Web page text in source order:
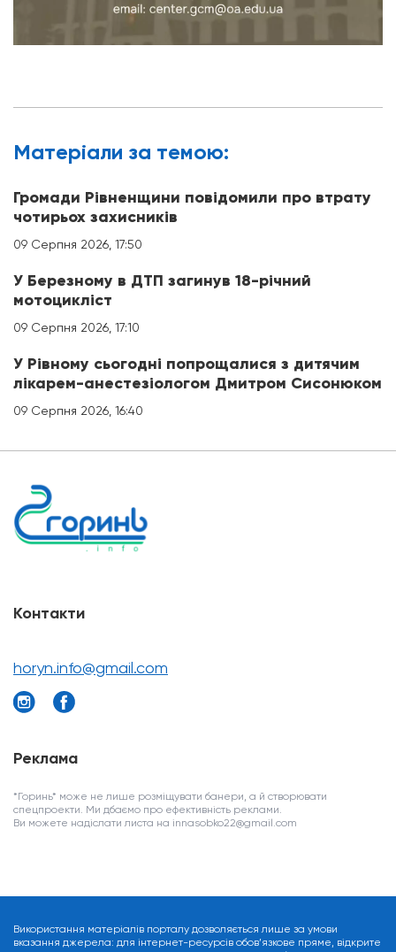
Матерiали за темою:
Громади Рівненщини повідомили про втрату
чотирьох захисників
09 Серпня 2026, 17:50
У Березному в ДТП загинув 18-річний
мотоцикліст
09 Серпня 2026, 17:10
У Рівному сьогодні попрощалися з дитячим
лікарем-анестезіологом Дмитром Сисонюком
09 Серпня 2026, 16:40
Контакти
horyn.info@gmail.com
Реклама
*Горинь* може не лише розміщувати банери, а й створювати
спецпроекти. Ми дбаємо про ефективність реклами.
Ви можете надіслати листа на innasobko22@gmail.com
Використання матеріалів порталу дозволяється лише за умови
вказання джерела: для інтернет-ресурсів обов’язкове пряме, відкрите